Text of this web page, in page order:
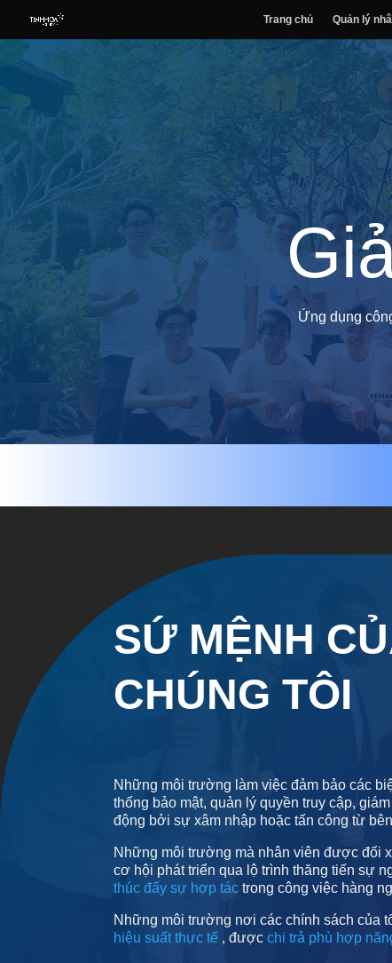
Trang chủ Quản lý
Ứng dụng
SỨ MỆNH
CHÚNG TÔI
Những môi trường làm việc đảm bảo các
thống bảo mật, quản lý quyền truy cập,
động bởi sự xâm nhập hoặc tấn công từ
Những môi trường mà nhân viên được đối
cơ hội phát triển qua lộ trình thăng tiến sự
thúc đẩy sự hợp tác trong công việc hàng
Những môi trường nơi các chính sách của
hiệu suất thực tế , được chi trả phù hợp